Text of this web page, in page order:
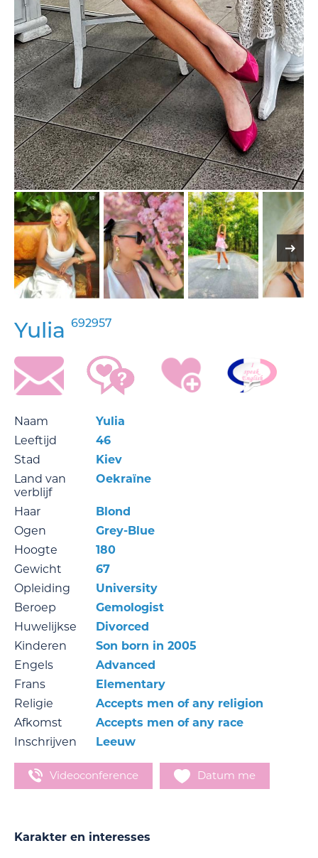
Yulia 692957
Naam
Yulia
Leeftijd
46
Stad
Kiev
Land van
verblijf
Oekraïne
Haar
Blond
Ogen
Grey-Blue
Hoogte
180
Gewicht
67
Opleiding
University
Beroep
Gemologist
Huwelijkse
Divorced
Kinderen
Son born in 2005
Engels
Advanced
Frans
Elementary
Religie
Accepts men of any religion
Afkomst
Accepts men of any race
Inschrijven
Leeuw
Videoconference Datum me
Karakter en interesses